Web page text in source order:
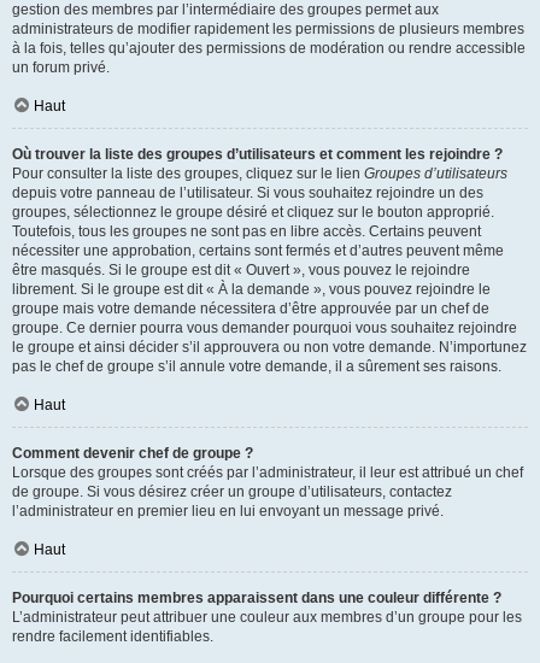
gestion des membres par l’intermédiaire des groupes permet aux
administrateurs de modifier rapidement les permissions de plusieurs membres
à la fois, telles qu’ajouter des permissions de modération ou rendre accessible
un forum privé.
Haut
Où trouver la liste des groupes d’utilisateurs et comment les rejoindre ?
Pour consulter la liste des groupes, cliquez sur le lien Groupes d’utilisateurs
depuis votre panneau de l’utilisateur. Si vous souhaitez rejoindre un des
groupes, sélectionnez le groupe désiré et cliquez sur le bouton approprié.
Toutefois, tous les groupes ne sont pas en libre accès. Certains peuvent
nécessiter une approbation, certains sont fermés et d’autres peuvent même
être masqués. Si le groupe est dit « Ouvert », vous pouvez le rejoindre
librement. Si le groupe est dit « À la demande », vous pouvez rejoindre le
groupe mais votre demande nécessitera d’être approuvée par un chef de
groupe. Ce dernier pourra vous demander pourquoi vous souhaitez rejoindre
le groupe et ainsi décider s’il approuvera ou non votre demande. N’importunez
pas le chef de groupe s’il annule votre demande, il a sûrement ses raisons.
Haut
Comment devenir chef de groupe ?
Lorsque des groupes sont créés par l’administrateur, il leur est attribué un chef
de groupe. Si vous désirez créer un groupe d’utilisateurs, contactez
l’administrateur en premier lieu en lui envoyant un message privé.
Haut
Pourquoi certains membres apparaissent dans une couleur différente ?
L’administrateur peut attribuer une couleur aux membres d’un groupe pour les
rendre facilement identifiables.